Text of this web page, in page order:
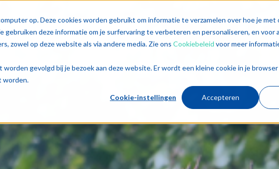
op. Deze cookies worden gebruikt om informatie te verzamelen over hoe je met
gebruiken deze informatie om je surfervaring te verbeteren en personaliseren, en voor
zowel op deze website als via andere media. Zie ons Cookiebeleid voor meer
gevolgd bij je bezoek aan deze website. Er wordt een kleine cookie in je
worden.
Cookie-instellingen Accepteren
Oplossingen Diensten Sectoren